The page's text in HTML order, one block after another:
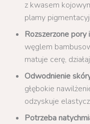
z kwasem
plamy
Rozszerzone pory
węglem
matuje cerę,
Odwodnienie
głębokie
odzyskuje
Potrzeba